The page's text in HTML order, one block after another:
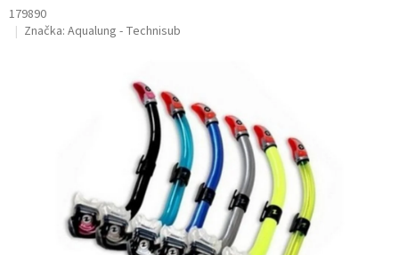
179890
Značka: Aqualung - Technisub